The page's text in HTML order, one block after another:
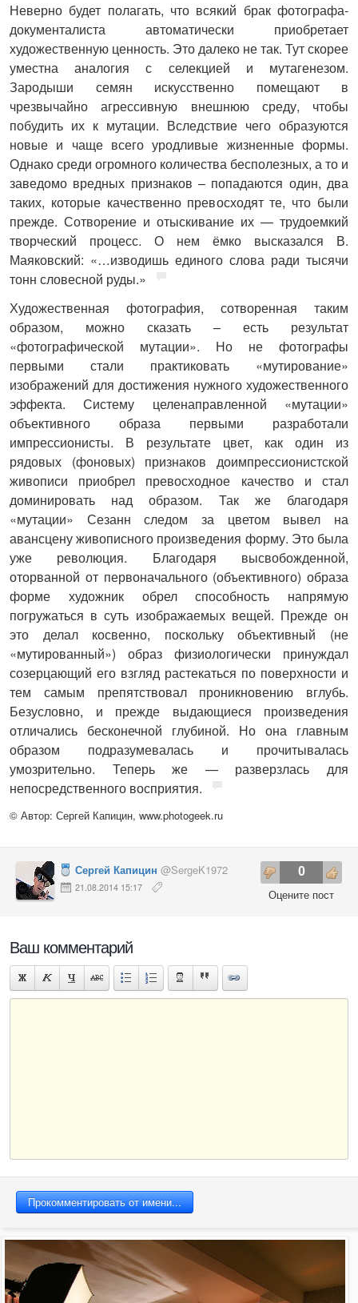
Неверно будет полагать, что всякий брак фотографа-
документалиста автоматически приобретает
художественную ценность. Это далеко не так. Тут скорее
уместна аналогия с селекцией и мутагенезом.
Зародыши семян искусственно помещают в
чрезвычайно агрессивную внешнюю среду, чтобы
побудить их к мутации. Вследствие чего образуются
новые и чаще всего уродливые жизненные формы.
Однако среди огромного количества бесполезных, а то и
заведомо вредных признаков – попадаются один, два
таких, которые качественно превосходят те, что были
прежде. Сотворение и отыскивание их — трудоемкий
творческий процесс. О нем ёмко высказался В.
Маяковский: «…изводишь единого слова ради тысячи
тонн словесной руды.»
Художественная фотография, сотворенная таким
образом, можно сказать – есть результат
«фотографической мутации». Но не фотографы
первыми стали практиковать «мутирование»
изображений для достижения нужного художественного
эффекта. Систему целенаправленной «мутации»
объективного образа первыми разработали
импрессионисты. В результате цвет, как один из
рядовых (фоновых) признаков доимпрессионистской
живописи приобрел превосходное качество и стал
доминировать над образом. Так же благодаря
«мутации» Сезанн следом за цветом вывел на
авансцену живописного произведения форму. Это была
уже революция. Благодаря высвобожденной,
оторванной от первоначального (объективного) образа
форме художник обрел способность напрямую
погружаться в суть изображаемых вещей. Прежде он
это делал косвенно, поскольку объективный (не
«мутированный») образ физиологически принуждал
созерцающий его взгляд растекаться по поверхности и
тем самым препятствовал проникновению вглубь.
Безусловно, и прежде выдающиеся произведения
отличались бесконечной глубиной. Но она главным
образом подразумевалась и прочитывалась
умозрительно. Теперь же — разверзлась для
непосредственного восприятия.
© Автор: Сергей Капицин, www.photogeek.ru
0
Оцените пост
Сергей Капицин @SergeK1972
21.08.2014 15:17
Ваш комментарий